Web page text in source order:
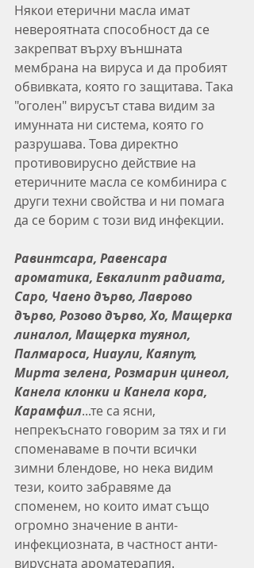
Някои етерични масла имат
невероятната способност да се
закрепват върху външната
мембрана на вируса и да пробият
обвивката, която го защитава. Така
"оголен" вирусът става видим за
имунната ни система, която го
разрушава. Това директно
противовирусно действие на
етеричните масла се комбинира с
други техни свойства и ни помага
да се борим с този вид инфекции.
Равинтсара, Равенсара
ароматика, Евкалипт радиата,
Саро, Чаено дърво, Лаврово
дърво, Розово дърво, Хо, Мащерка
линалол, Мащерка туянол,
Палмароса, Ниаули, Каяпут,
Мирта зелена, Розмарин цинеол,
Канела клонки и Канела кора,
Карамфил...те са ясни,
непрекъснато говорим за тях и ги
споменаваме в почти всички
зимни блендове, но нека видим
тези, които забравяме да
споменем, но които имат също
огромно значение в анти-
инфекциозната, в частност анти-
вирусната ароматерапия.